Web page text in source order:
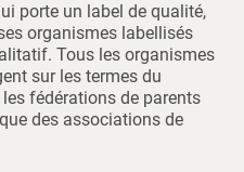
porte un label de qualité,
organismes labellisés
Tous les organismes
sur les termes du
fédérations de parents
des associations de